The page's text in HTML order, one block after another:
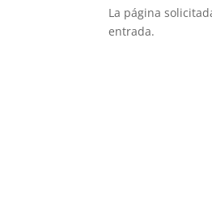
La página
entrada.